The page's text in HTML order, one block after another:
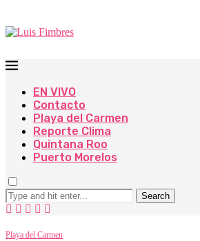
EN VIVO
Contacto
Playa del Carmen
Reporte Clima
Quintana Roo
Puerto Morelos
Search
Playa del Carmen